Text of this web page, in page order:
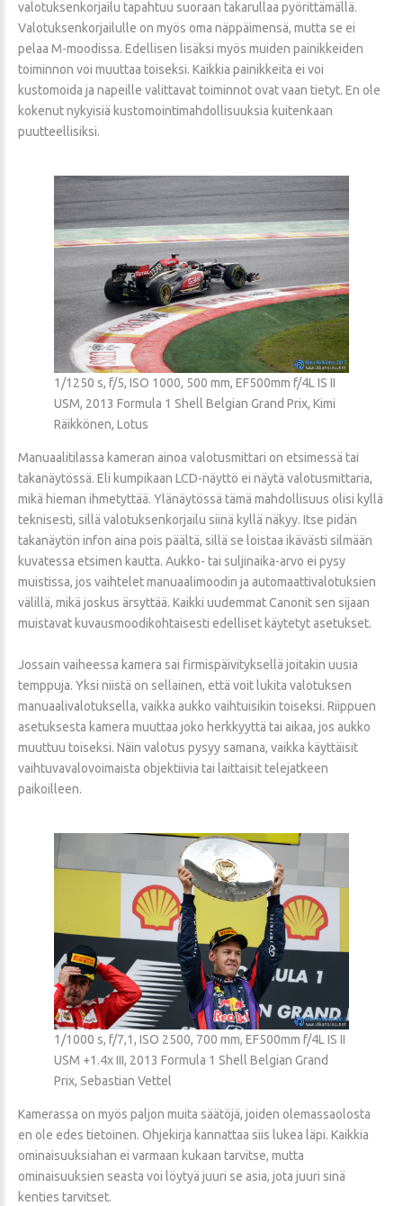
valotuksenkorjailu tapahtuu suoraan takarullaa pyörittämällä.
Valotuksenkorjailulle on myös oma näppäimensä, mutta se ei
pelaa M-moodissa. Edellisen lisäksi myös muiden painikkeiden
toiminnon voi muuttaa toiseksi. Kaikkia painikkeita ei voi
kustomoida ja napeille valittavat toiminnot ovat vaan tietyt. En ole
kokenut nykyisiä kustomointimahdollisuuksia kuitenkaan
puutteellisiksi.
1/1250 s, f/5, ISO 1000, 500 mm, EF500mm f/4L IS II
USM, 2013 Formula 1 Shell Belgian Grand Prix, Kimi
Räikkönen, Lotus
Manuaalitilassa kameran ainoa valotusmittari on etsimessä tai
takanäytössä. Eli kumpikaan LCD-näyttö ei näytä valotusmittaria,
mikä hieman ihmetyttää. Ylänäytössä tämä mahdollisuus olisi kyllä
teknisesti, sillä valotuksenkorjailu siinä kyllä näkyy. Itse pidän
takanäytön infon aina pois päältä, sillä se loistaa ikävästi silmään
kuvatessa etsimen kautta. Aukko- tai suljinaika-arvo ei pysy
muistissa, jos vaihtelet manuaalimoodin ja automaattivalotuksien
välillä, mikä joskus ärsyttää. Kaikki uudemmat Canonit sen sijaan
muistavat kuvausmoodikohtaisesti edelliset käytetyt asetukset.
Jossain vaiheessa kamera sai firmispäivityksellä joitakin uusia
temppuja. Yksi niistä on sellainen, että voit lukita valotuksen
manuaalivalotuksella, vaikka aukko vaihtuisikin toiseksi. Riippuen
asetuksesta kamera muuttaa joko herkkyyttä tai aikaa, jos aukko
muuttuu toiseksi. Näin valotus pysyy samana, vaikka käyttäisit
vaihtuvavalovoimaista objektiivia tai laittaisit telejatkeen
paikoilleen.
1/1000 s, f/7,1, ISO 2500, 700 mm, EF500mm f/4L IS II
USM +1.4x III, 2013 Formula 1 Shell Belgian Grand
Prix, Sebastian Vettel
Kamerassa on myös paljon muita säätöjä, joiden olemassaolosta
en ole edes tietoinen. Ohjekirja kannattaa siis lukea läpi. Kaikkia
ominaisuuksiahan ei varmaan kukaan tarvitse, mutta
ominaisuuksien seasta voi löytyä juuri se asia, jota juuri sinä
kenties tarvitset.